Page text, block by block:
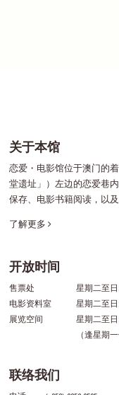
关于本馆
恋爱・电影馆位于澳门的
堂遗址」）左边的恋爱巷
保存、电影书籍阅读，以
了解更多
开放时间
售票处
星期二至日
电影资料室
星期二至
展览空间
星期二至
（逢星期
联络我们